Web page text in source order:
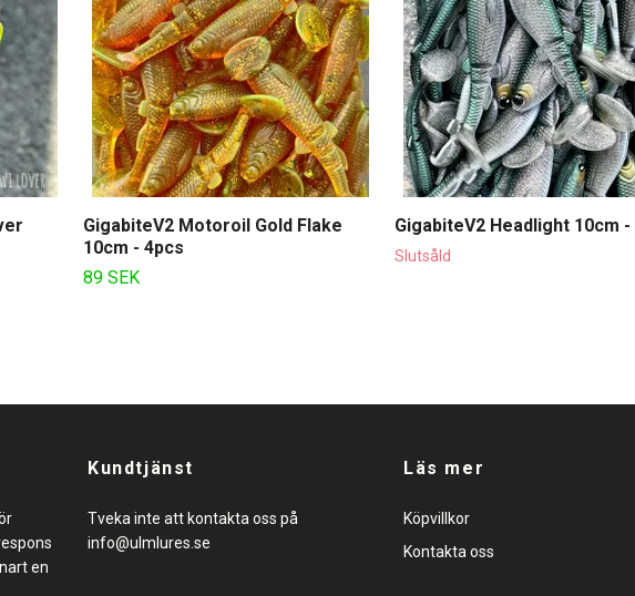
GigabiteV2 Motoroil Gold Flake
10cm - 4pcs
89 SEK
GigabiteV2 Headlight 10cm -
Slutsåld
en
Kundtjänst
Tveka inte att kontakta oss på
info@ulmlures.se
Läs mer
Köpvillkor
Kontakta oss